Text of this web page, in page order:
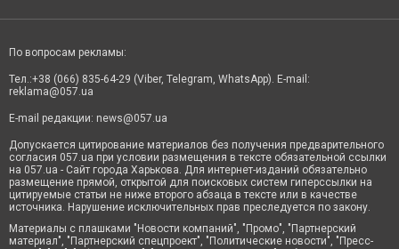
По вопросам рекламы:
Тел.:+38 (066) 835-64-29 (Viber, Telegram, WhatsApp). E-mail:
reklama@057.ua
E-mail редакции: news@057.ua
Допускается цитирование материалов без получения предварительного
согласия 057.ua при условии размещения в тексте обязательной ссылки
на 057.ua - Сайт города Харькова. Для интернет-изданий обязательно
размещение прямой, открытой для поисковых систем гиперссылки на
цитируемые статьи не ниже второго абзаца в тексте или в качестве
источника. Нарушение исключительных прав преследуется по закону.
Материалы с плашками "Новости компаний", "Промо", "Партнерский
материал", "Партнерский спецпроект", "Политические новости", "Пресс-